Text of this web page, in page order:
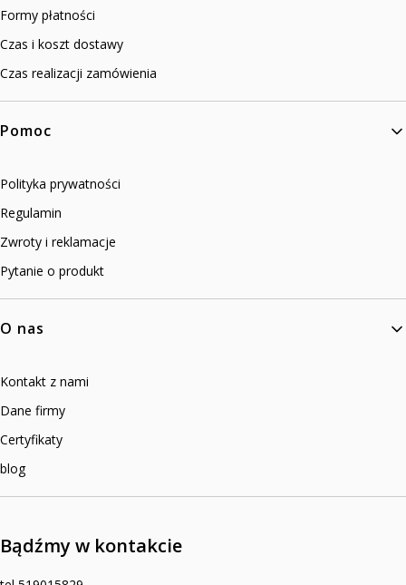
Formy płatności
Czas i koszt dostawy
Czas realizacji zamówienia
Pomoc
Polityka prywatności
Regulamin
Zwroty i reklamacje
Pytanie o produkt
O nas
Kontakt z nami
Dane firmy
Certyfikaty
blog
Bądźmy w kontakcie